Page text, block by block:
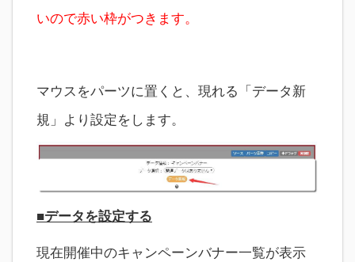
いので赤い枠がつきます。
マウスをパーツに置くと、現れる「データ新
規」より設定をします。
■データを設定する
現在開催中のキャンペーンバナー一覧が表示